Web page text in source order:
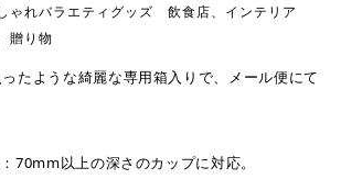
ゃれバラエティグッズ 飲食店、インテリア
贈り物
たような綺麗な専用箱入りで、メール便にて
70mm以上の深さのカップに対応。